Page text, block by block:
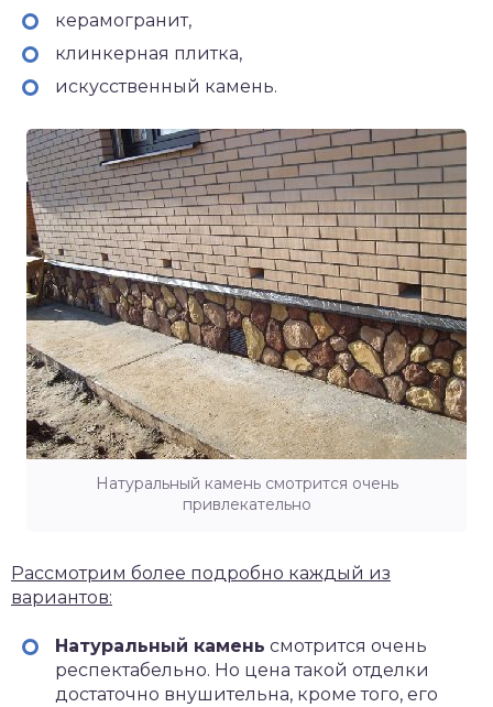
керамогранит,
клинкерная плитка,
искусственный камень.
Натуральный камень смотрится очень
привлекательно
Рассмотрим более подробно каждый из
вариантов:
Натуральный камень смотрится очень
респектабельно. Но цена такой отделки
достаточно внушительна, кроме того, его